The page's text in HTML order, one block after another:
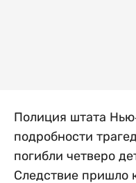
Полиция штата
подробности
погибли четверо
Следствие пришло